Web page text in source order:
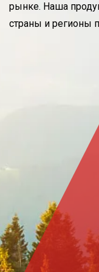
рынке. Наша
страны и регионы